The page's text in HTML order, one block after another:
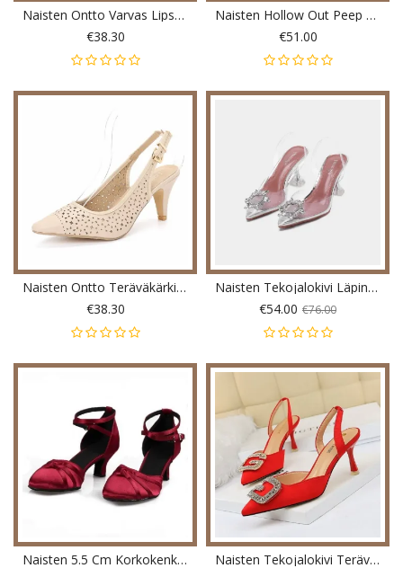
Naisten Ontto Varvas Lipsahdus Kausaalisissa Korkeakorkoisissa Toimistopumpuissa
€38.30
Naisten Hollow Out Peep Toe Slingback Solki Paksu Kantapää Korkeakorkoiset Pumput
€51.00
Naisten Ontto Teräväkärkinen Slingback Tyylikkäät Toimistopumput
€38.30
Naisten Tekojalokivi Läpinäkyvä Slingback Fashion Party-Korkokengät
€54.00 €76.00
Naisten 5.5 Cm Korkokenkä Tango Ballroom Moderni Muoti Tanssikengät Pumput
Naisten Tekojalokivi Teräväkärkinen Varvassolki Muotikorkokengät